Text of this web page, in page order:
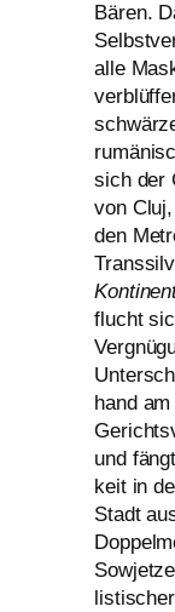
Bären.
alle
sich der
von
den
flucht
hand
und
keit in
Stadt